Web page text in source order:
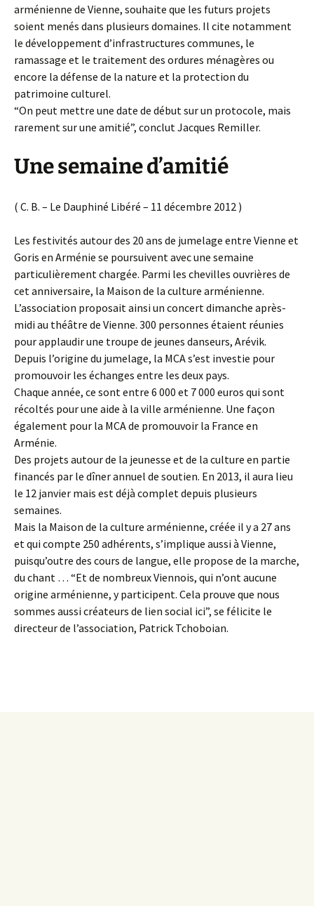
arménienne de Vienne, souhaite que les futurs projets
soient menés dans plusieurs domaines. Il cite notamment
le développement d’infrastructures communes, le
ramassage et le traitement des ordures ménagères ou
encore la défense de la nature et la protection du
patrimoine culturel.
“On peut mettre une date de début sur un protocole, mais
rarement sur une amitié”, conclut Jacques Remiller.
Une semaine d’amitié
( C. B. – Le Dauphiné Libéré – 11 décembre 2012 )
Les festivités autour des 20 ans de jumelage entre Vienne et
Goris en Arménie se poursuivent avec une semaine
particulièrement chargée. Parmi les chevilles ouvrières de
cet anniversaire, la Maison de la culture arménienne.
L’association proposait ainsi un concert dimanche après-
midi au théâtre de Vienne. 300 personnes étaient réunies
pour applaudir une troupe de jeunes danseurs, Arévik.
Depuis l’origine du jumelage, la MCA s’est investie pour
promouvoir les échanges entre les deux pays.
Chaque année, ce sont entre 6 000 et 7 000 euros qui sont
récoltés pour une aide à la ville arménienne. Une façon
également pour la MCA de promouvoir la France en
Arménie.
Des projets autour de la jeunesse et de la culture en partie
financés par le dîner annuel de soutien. En 2013, il aura lieu
le 12 janvier mais est déjà complet depuis plusieurs
semaines.
Mais la Maison de la culture arménienne, créée il y a 27 ans
et qui compte 250 adhérents, s’implique aussi à Vienne,
puisqu’outre des cours de langue, elle propose de la marche,
du chant … “Et de nombreux Viennois, qui n’ont aucune
origine arménienne, y participent. Cela prouve que nous
sommes aussi créateurs de lien social ici”, se félicite le
directeur de l’association, Patrick Tchoboian.